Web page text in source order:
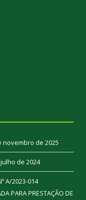
novembro de 2025
de 2024
A/2023-014
PARA PRESTAÇÃO DE